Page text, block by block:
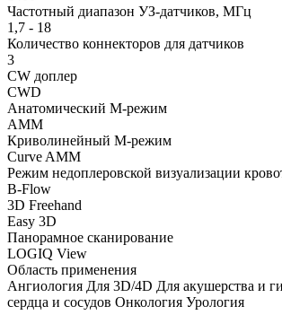
Частотный диапазон УЗ-датчиков, МГц
1,7 - 18
Количество коннекторов для датчиков
3
CW доплер
CWD
Анатомический М-режим
AMM
Криволинейный М-режим
Curve AMM
Режим недоплеровской визуализации
B-Flow
3D Freehand
Easy 3D
Панорамное сканирование
LOGIQ View
Область применения
Ангиология Для 3D/4D Для акушерства и
сердца и сосудов Онкология Урология